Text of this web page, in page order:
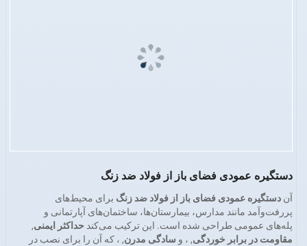
دستگیره عمودی فضای باز از فولاد ضد زنگ
آن دستگیره عمودی فضای باز از فولاد ضد زنگ برای محیط‌های
پررفت‌وآمد مانند مدارس، بیمارستان‌ها، ساختمان‌های آپارتمانی و
پله‌های عمومی طراحی شده است. این ترکیب می‌کند حداکثر ایمنی,
مقاومت در برابر خوردگی, ، و سادگی مدرن, ، که آن را برای نصب در